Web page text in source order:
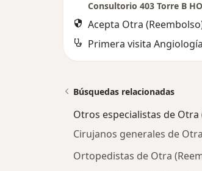
Acepta Otra
Primera visita
Búsquedas relacionadas
Otros especialistas de Otra
Cirujanos generales de
Ortopedistas de Otra